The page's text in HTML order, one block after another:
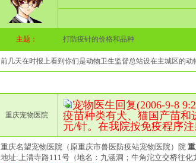
主题： 打防疫针的价格和品种
前几天在时报上看到你们是动物卫生监督总站设在主城区的
重庆宠物医院
宠物医生回复(2006-9-8
疫苗种类有犬、猫国产苗和
元/针。在我院按免疫程序
重庆名望宠物医院（原重庆市兽医防疫站宠物医院）院
地址:上清寺路111号（地名：九涵洞；牛角沱立交桥往化